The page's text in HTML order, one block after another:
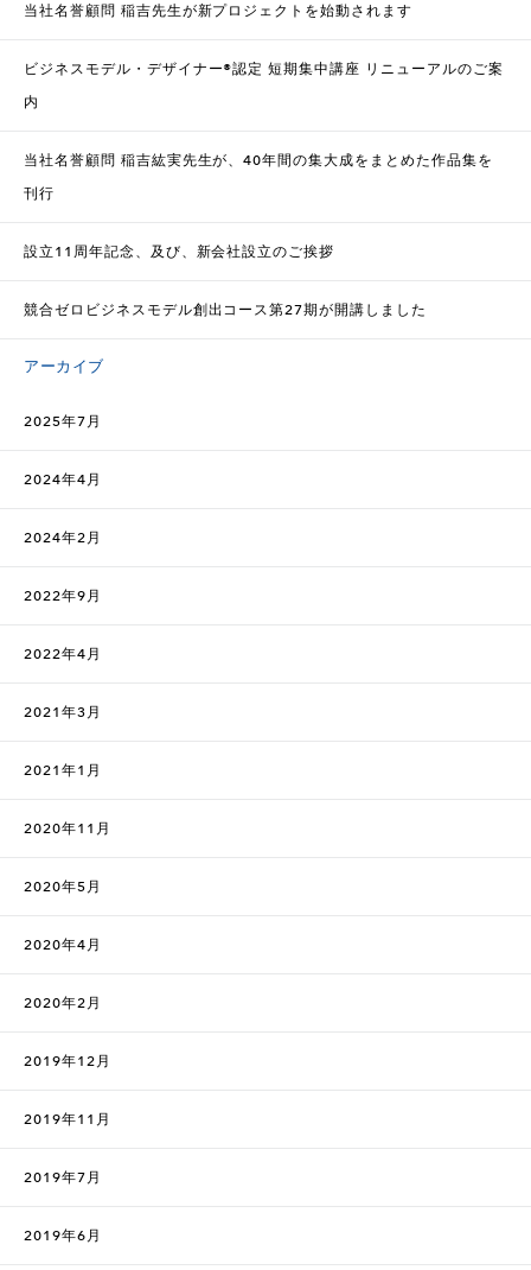
当社名誉顧問 稲吉先生が新プロジェクトを始動されます
ビジネスモデル・デザイナー®認定 短期集中講座 リニューアルのご案
内
当社名誉顧問 稲吉紘実先生が、40年間の集大成をまとめた作品集を
刊行
設立11周年記念、及び、新会社設立のご挨拶
競合ゼロビジネスモデル創出コース第27期が開講しました
アーカイブ
2025年7月
2024年4月
2024年2月
2022年9月
2022年4月
2021年3月
2021年1月
2020年11月
2020年5月
2020年4月
2020年2月
2019年12月
2019年11月
2019年7月
2019年6月